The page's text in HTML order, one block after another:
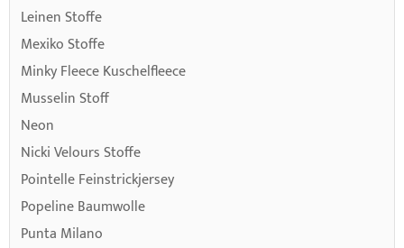
Leinen Stoffe
Mexiko Stoffe
Minky Fleece Kuschelfleece
Musselin Stoff
Neon
Nicki Velours Stoffe
Pointelle Feinstrickjersey
Popeline Baumwolle
Punta Milano